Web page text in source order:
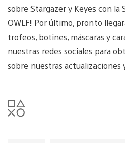
sobre Stargazer y Keyes con la
OWLF! Por último, pronto
trofeos, botines, máscaras y
nuestras redes sociales para
sobre nuestras actualizaciones